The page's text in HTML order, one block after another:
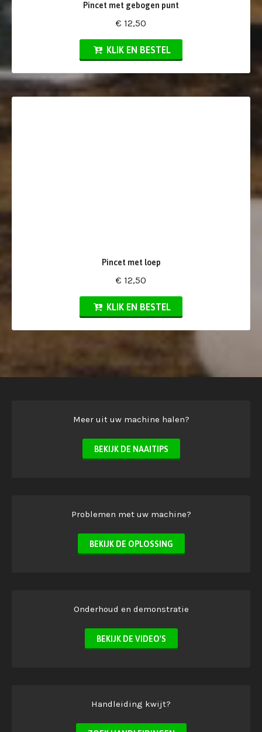
Pincet met gebogen punt
€ 12,50
KLIK EN BESTEL
Pincet met loep
€ 12,50
KLIK EN BESTEL
Meer uit uw machine halen?
BEKIJK DE NAAITIPS
Problemen met uw machine?
BEKIJK DE OPLOSSING
Onderhoud en demonstratie
BEKIJK DE VIDEO'S
Handleiding kwijt?